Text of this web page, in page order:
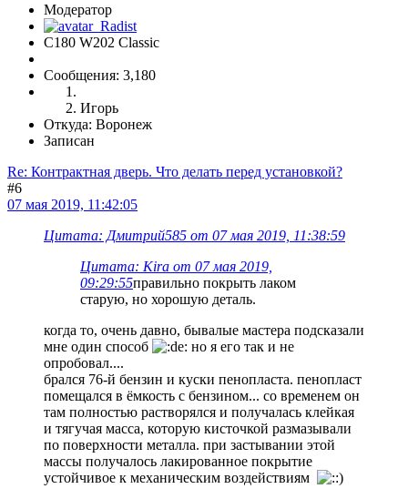
Модератор
C180 W202 Classic
Сообщения: 3,180
Игорь
Откуда: Воронеж
Записан
Re: Контрактная дверь. Что делать перед установкой?
#6
07 мая 2019, 11:42:05
Цитата: Дмитрий585 от 07 мая 2019, 11:38:59
Цитата: Kira от 07 мая 2019,
09:29:55правильно покрыть лаком
старую, но хорошую деталь.
когда то, очень давно, бывалые мастера подсказали
мне один способ
но я его так и не
опробовал....
брался 76-й бензин и куски пенопласта. пенопласт
помещался в ёмкость с бензином... со временем он
там полностью растворялся и получалась клейкая
и тягучая масса, которую кисточкой размазывали
по поверхности металла. при застывании этой
массы получалось лакированное покрытие
устойчивое к механическим воздействиям